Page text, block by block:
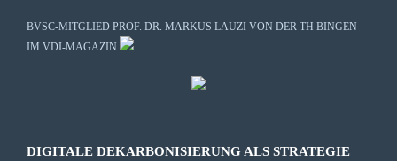
BVSC-MITGLIED PROF. DR. MARKUS LAUZI VON DER TH BINGEN
IM VDI-MAGAZIN
DIGITALE DEKARBONISIERUNG ALS STRATEGIE